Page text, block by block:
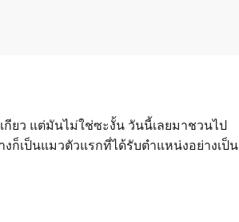
กียว แต่มันไม่ใช่ซะงั้น วันนี้เลยมาชวนไป
งก็เป็นแมวตัวแรกที่ได้รับตำแหน่งอย่างเป็น